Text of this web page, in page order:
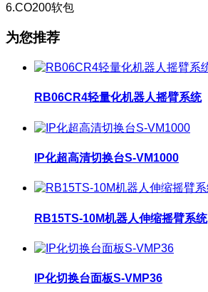
6.CO200软包
为您推荐
RB06CR4轻量化机器人摇臂系统
IP化超高清切换台S-VM1000
RB15TS-10M机器人伸缩摇臂系统
IP化切换台面板S-VMP36